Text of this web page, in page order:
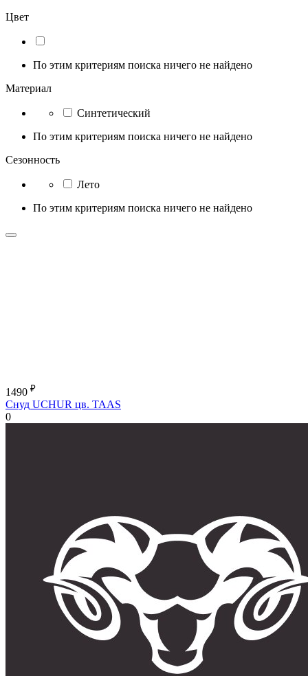
Цвет
По этим критериям поиска ничего не найдено
Материал
Синтетический
По этим критериям поиска ничего не найдено
Сезонность
Лето
По этим критериям поиска ничего не найдено
1490 ₽
Снуд UCHUR цв. TAAS
0